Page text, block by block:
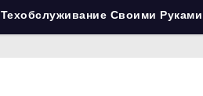
Техобслуживание Своими Руками